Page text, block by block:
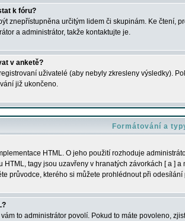
k fóru?
znepřístupněna určitým lidem či skupinám. Ke čtení,
a administrátor, takže kontaktujte je.
v anketě?
uživatelé (aby nebyly zkresleny výsledky).
již ukončeno.
Formátování a
HTML. O jeho použití rozhoduje
HTML, tagy jsou uzavřeny v hranatých závorkách [ a ]
průvodce, kterého si můžete prohlédnout při odesílání
to administrátor povolí. Pokud to máte povoleno,